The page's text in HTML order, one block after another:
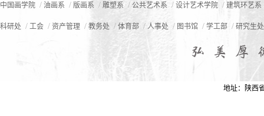
中国画学院 / 油画系 / 版画系 / 雕塑系 / 公共艺术系 / 设计艺术学院 / 建筑环艺系
科研处 / 工会 / 资产管理 / 教务处 / 体育部 / 人事处 / 图书馆 / 学工部 / 研究生处
地址：陕西